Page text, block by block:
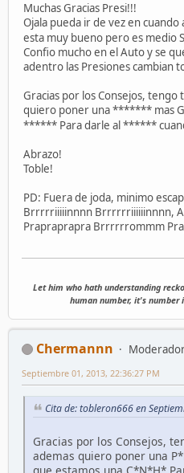
Muchas Gracias Presi!!!
Ojala pueda ir de vez en
esta muy bueno pero es medio
Confio mucho en el Auto y se
adentro las Presiones cambian
Gracias por los Consejos,
quiero poner una ******* mas
****** Para darle al ******
Abrazo!
Toble!
PD: Fuera de joda, minimo
Brrrrriiiiinnnn Brrrrrriiiiiinnnn,
Prapraprapra Brrrrrrommm
Let him who hath understanding
human number, it's number
Chermannn
Septiembre 01, 2013, 22:36:27 PM
Cita de: tobleron666 en
Gracias por los Consejos,
ademas quiero poner una